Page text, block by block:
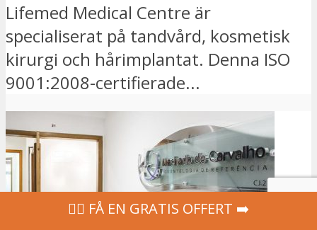
Lifemed Medical Centre är
specialiserat på tandvård, kosmetisk
kirurgi och hårimplantat. Denna ISO
9001:2008-certifierade...
‍👩‍⚕ FÅ EN GRATIS OFFERT ➡️